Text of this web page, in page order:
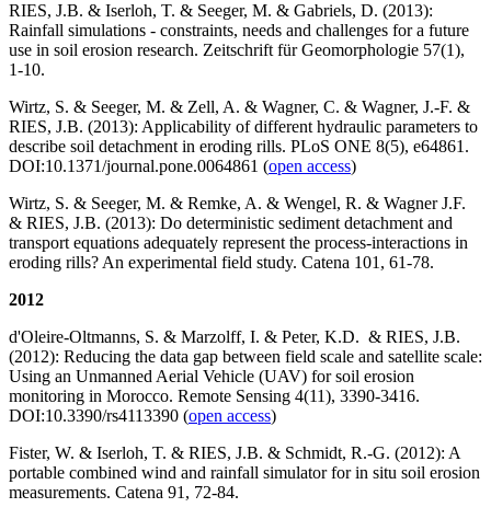
RIES, J.B. & Iserloh, T. & Seeger, M. & Gabriels, D. (2013):
Rainfall simulations - constraints, needs and challenges for a future
use in soil erosion research. Zeitschrift für Geomorphologie 57(1),
1-10.
Wirtz, S. & Seeger, M. & Zell, A. & Wagner, C. & Wagner, J.-F. &
RIES, J.B. (2013): Applicability of different hydraulic parameters to
describe soil detachment in eroding rills. PLoS ONE 8(5), e64861.
DOI:10.1371/journal.pone.0064861 (open access)
Wirtz, S. & Seeger, M. & Remke, A. & Wengel, R. & Wagner J.F.
& RIES, J.B. (2013): Do deterministic sediment detachment and
transport equations adequately represent the process-interactions in
eroding rills? An experimental field study. Catena 101, 61-78.
2012
d'Oleire-Oltmanns, S. & Marzolff, I. & Peter, K.D. & RIES, J.B.
(2012): Reducing the data gap between field scale and satellite scale:
Using an Unmanned Aerial Vehicle (UAV) for soil erosion
monitoring in Morocco. Remote Sensing 4(11), 3390-3416.
DOI:10.3390/rs4113390 (open access)
Fister, W. & Iserloh, T. & RIES, J.B. & Schmidt, R.-G. (2012): A
portable combined wind and rainfall simulator for in situ soil erosion
measurements. Catena 91, 72-84.